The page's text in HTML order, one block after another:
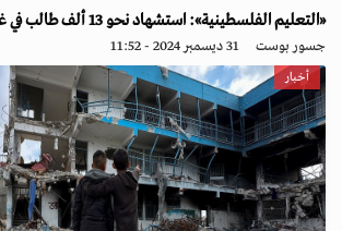
«التعليم الفلسطينية»: استشهاد نحو 13 ألف طالب في غزة منذ بدء الحرب
جسور بوست 31 ديسمبر 2024 - 11:52
أخبار